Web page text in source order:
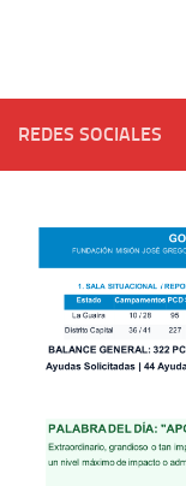
REDES SOCIALES